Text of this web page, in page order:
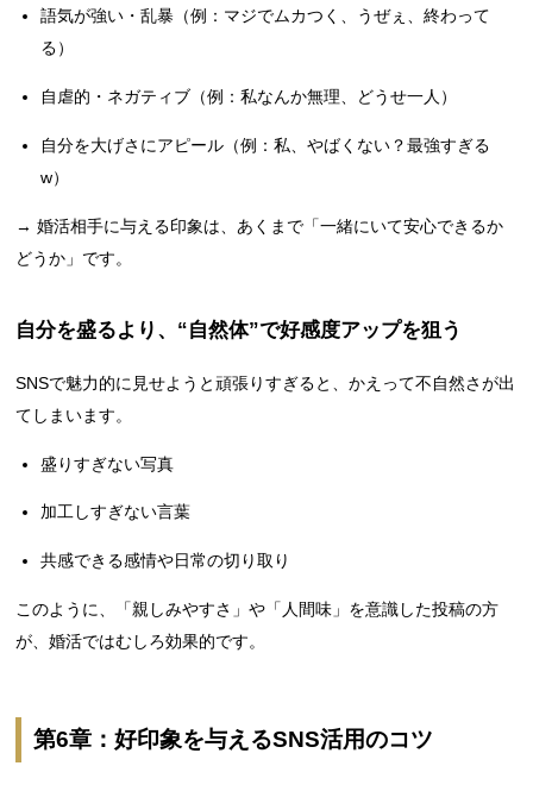
語気が強い・乱暴（例：マジでムカつく、うぜぇ、終わって
る）
自虐的・ネガティブ（例：私なんか無理、どうせ一人）
自分を大げさにアピール（例：私、やばくない？最強すぎる
w）
→ 婚活相手に与える印象は、あくまで「一緒にいて安心できるか
どうか」です。
自分を盛るより、“自然体”で好感度アップを狙う
SNSで魅力的に見せようと頑張りすぎると、かえって不自然さが出
てしまいます。
盛りすぎない写真
加工しすぎない言葉
共感できる感情や日常の切り取り
このように、「親しみやすさ」や「人間味」を意識した投稿の方
が、婚活ではむしろ効果的です。
第6章：好印象を与えるSNS活用のコツ